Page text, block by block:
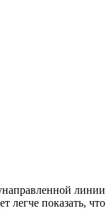
легче показать,